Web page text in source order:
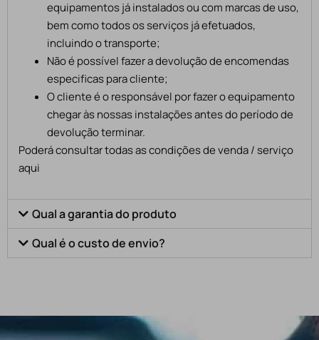
equipamentos já instalados ou com marcas de uso,
bem como todos os serviços já efetuados,
incluindo o transporte;
Não é possível fazer a devolução de encomendas
especificas para cliente;
O cliente é o responsável por fazer o equipamento
chegar às nossas instalações antes do período de
devolução terminar.
Poderá consultar todas as condições de venda / serviço
aqui
Qual a garantia do produto
Qual é o custo de envio?